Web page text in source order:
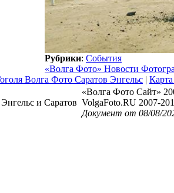
Рубрики: События
«Волга Фото» Новости
Волга Фото Саратов Энгельс | Карта
Энгельс и Саратов
«Волга Фото Сайт»
VolgaFoto.RU 2007-
Документ от 08/08/